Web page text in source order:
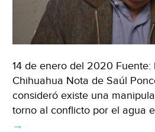
14 de enero del 2020 Fuente:
Chihuahua Nota de Saúl
consideró existe una
torno al conflicto por el agua
→